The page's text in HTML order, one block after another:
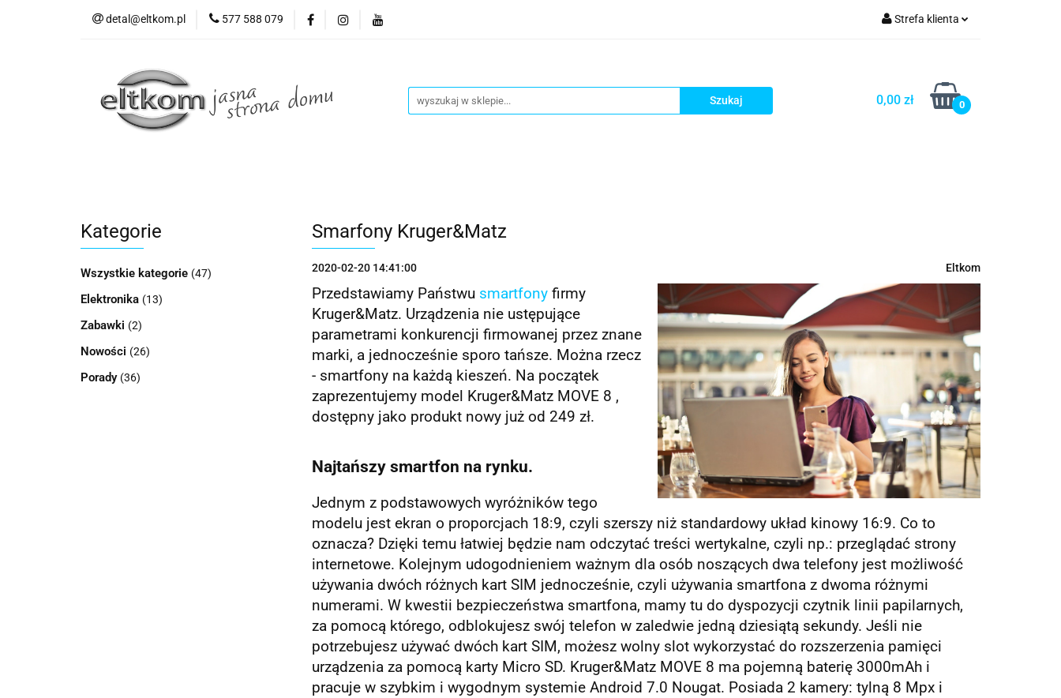
detal@eltkom.pl 577 588 079 Strefa klienta
Zarejestruj się
Dodaj zgłoszenie
0,00 zł 0
O nas Informacje
Kategorie
Wszystkie kategorie (47)
Elektronika (13)
Zabawki (2)
Nowości (26)
Porady (36)
Smarfony Kruger&Matz
2020-02-20 14:41:00 Eltkom
Przedstawiamy Państwu smartfonyfirmy
Kruger&Matz. Urządzenia nie ustępujące
parametrami konkurencji firmowanej przez znane
marki, a jednocześnie sporo tańsze. Można rzecz
- smartfony na każdą kieszeń. Na początek
zaprezentujemy model Kruger&Matz MOVE 8 ,
dostępny jako produkt nowy już od 249 zł.
Najtańszy smartfon na rynku.
Jednym z podstawowych wyróżników tego
modelu jest ekran o proporcjach 18:9, czyli szerszy niż standardowy układ kinowy 16:9. Co to
oznacza? Dzięki temu łatwiej będzie nam odczytać treści wertykalne, czyli np.: przeglądać strony
internetowe. Kolejnym udogodnieniem ważnym dla osób noszących dwa telefony jest możliwość
używania dwóch różnych kart SIM jednocześnie, czyli używania smartfona z dwoma różnymi
numerami. W kwestii bezpieczeństwa smartfona, mamy tu do dyspozycji czytnik linii papilarnych,
za pomocą którego, odblokujesz swój telefon w zaledwie jedną dziesiątą sekundy. Jeśli nie
potrzebujesz używać dwóch kart SIM, możesz wolny slot wykorzystać do rozszerzenia pamięci
urządzenia za pomocą karty Micro SD. Kruger&Matz MOVE 8 ma pojemną baterię 3000mAh i
pracuje w szybkim i wygodnym systemie Android 7.0 Nougat. Posiada 2 kamery: tylną 8 Mpx i